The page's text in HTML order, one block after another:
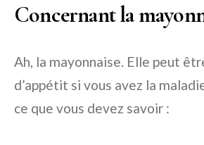
Concernant la
Ah, la mayonnaise. Elle peut
d’appétit si vous avez la
ce que vous devez savoir :